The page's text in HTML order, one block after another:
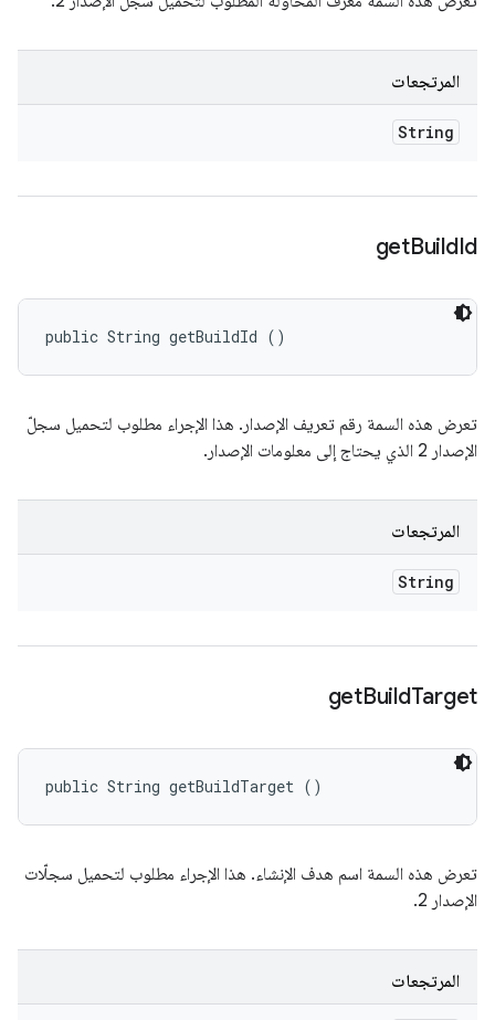
المرتجعات
String
getBuildId
public String getBuildId ()
تعرض هذه السمة رقم تعريف الإصدار. هذا الإجراء مطلوب لتحميل سجلّ
الإصدار 2 الذي يحتاج إلى معلومات الإصدار.
المرتجعات
String
getBuildTarget
public String getBuildTarget ()
تعرض هذه السمة اسم هدف الإنشاء. هذا الإجراء مطلوب لتحميل سجلّات
الإصدار 2.
المرتجعات